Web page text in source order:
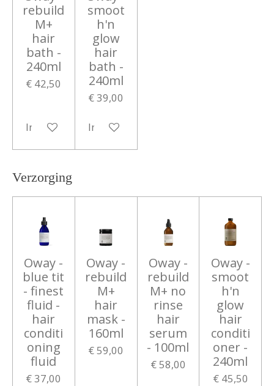
rebuild
M+
hair
bath -
240ml
€ 42,50
In winkelwagen
smoot
h'n
glow
hair
bath -
240ml
€ 39,00
In winkelwagen
Verzorging
Oway -
blue tit
- finest
fluid -
hair
conditi
oning
fluid
€ 37,00
Oway -
rebuild
M+
hair
mask -
160ml
€ 59,00
Oway -
rebuild
M+ no
rinse
hair
serum
- 100ml
€ 58,00
Oway -
smoot
h'n
glow
hair
conditi
oner -
240ml
€ 45,50